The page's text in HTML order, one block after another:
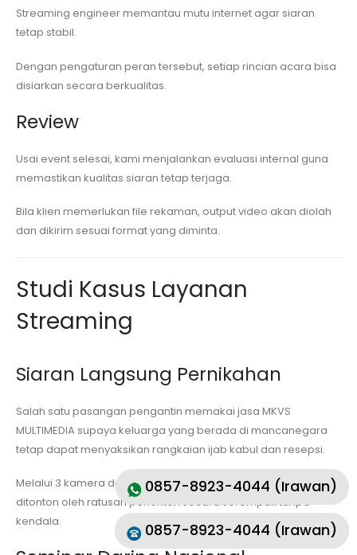
Streaming engineer memantau mutu internet agar siaran
tetap stabil.
Dengan pengaturan peran tersebut, setiap rincian acara bisa
disiarkan secara berkualitas.
Review
Usai event selesai, kami menjalankan evaluasi internal guna
memastikan kualitas siaran tetap terjaga.
Bila klien memerlukan file rekaman, output video akan diolah
dan dikirim sesuai format yang diminta.
Studi Kasus Layanan
Streaming
Siaran Langsung Pernikahan
Salah satu pasangan pengantin memakai jasa MKVS
MULTIMEDIA supaya keluarga yang berada di mancanegara
tetap dapat menyaksikan rangkaian ijab kabul dan resepsi.
Melalui 3 kamera dan desain profesional, event sukses
ditonton oleh ratusan penonton secara serempak tanpa
kendala.
0857-8923-4044 (Irawan)
0857-8923-4044 (Irawan)